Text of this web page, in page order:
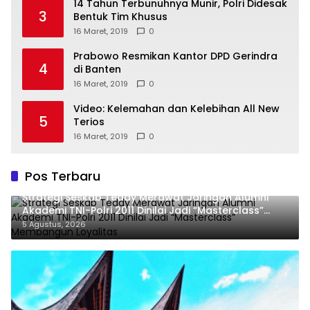
3
14 Tahun Terbunuhnya Munir, Polri Didesak
Bentuk Tim Khusus
16 Maret, 2019 0
4
Prabowo Resmikan Kantor DPD Gerindra
di Banten
16 Maret, 2019 0
5
Video: Kelemahan dan Kelebihan All New
Terios
16 Maret, 2019 0
Pos Terbaru
Strategi Seskab Teddy Merawat Jaringan Alumni
Akademi TNI-Polri 2011 Dinilai Jadi “Masterclass”
Membangun Loyalitas
5 Agustus, 2026